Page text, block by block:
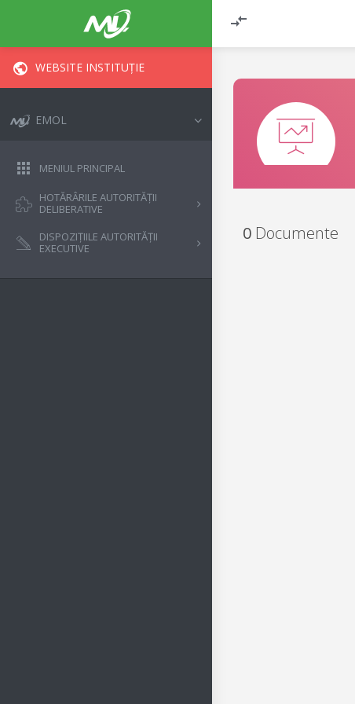
WEBSITE INSTITUȚIE
EMOL
MENIUL PRINCIPAL
HOTĂRÂRILE AUTORITĂȚII
DELIBERATIVE
DISPOZIȚIILE AUTORITĂȚII
EXECUTIVE
0 Documente